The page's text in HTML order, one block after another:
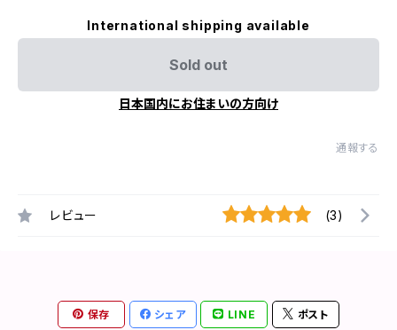
International shipping available
Sold out
日本国内にお住まいの方向け
通報する
レビュー (3)
保存 シェア LINE ポスト